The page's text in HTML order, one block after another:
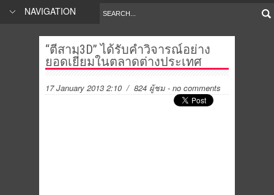
NAVIGATION
“ตีสาม3D” ได้รับคำวิ​จารณ์อย่าง​
ยอดเยี่ยมใน​ตลาดต่างประ​เทศ
17 January 2013 2:10 / 824 ผู้ชม - no comments